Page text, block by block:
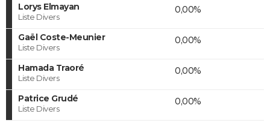
Lorys Elmayan
Liste Divers
0,00%
Gaël Coste-Meunier
Liste Divers
0,00%
Hamada Traoré
Liste Divers
0,00%
Patrice Grudé
Liste Divers
0,00%